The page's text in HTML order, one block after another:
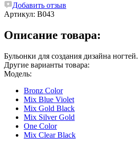
Добавить отзыв
Артикул: B043
Описание товара:
Бульонки для создания дизайна ногтей.
Другие варианты товара:
Модель:
Bronz Color
Mix Blue Violet
Mix Gold Black
Mix Silver Gold
One Color
Mix Clear Black